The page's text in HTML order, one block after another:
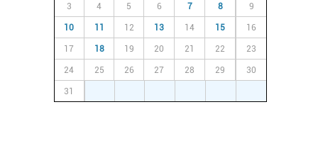
3 4 5 6 7 8 9
10 11 12 13 14 15 16
17 18 19 20 21 22 23
24 25 26 27 28 29 30
31